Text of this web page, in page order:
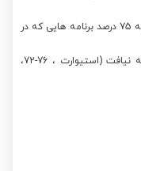
سادگی به دست نیاید دلسرد می گردند. در نتیجه 75 درصد برنامه هایی که در
سال 1982 شروع شده بودند تا سال 1986 ادامه نیافت (استیوارت ، 76-72،